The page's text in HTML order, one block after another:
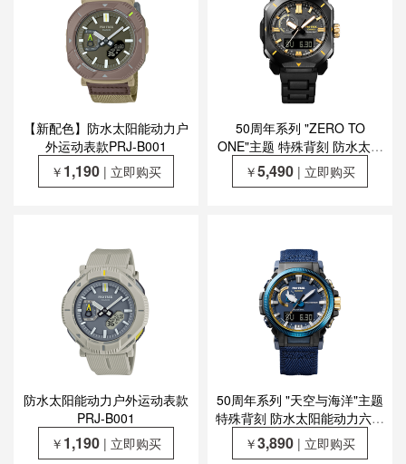
【新配色】防水太阳能动力户
外运动表款PRJ-B001
￥ 1,190 | 立即购买
50周年系列 "ZERO TO
ONE"主题 特殊背刻 防水太阳
能动力六局电波运动男表
PRW-6900ZE-1PR
￥5,490 | 立即购买
防水太阳能动力户外运动表款
PRJ-B001
￥ 1,190 | 立即购买
50周年系列 "天空与海洋"主题
特殊背刻 防水太阳能动力六局
电波运动男表PRW-61SS-
2PR
￥3,890 | 立即购买